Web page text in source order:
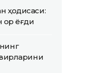
ҳодисаси:
ёғди